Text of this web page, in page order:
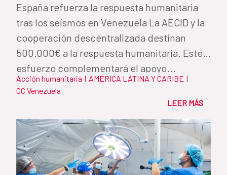
España refuerza la respuesta humanitaria
tras los seísmos en Venezuela La AECID y la
cooperación descentralizada destinan
500.000€ a la respuesta humanitaria. Este
esfuerzo complementará el apoyo...
Acción humanitaria | AMÉRICA LATINA Y CARIBE |
CC Venezuela
LEER MÁS